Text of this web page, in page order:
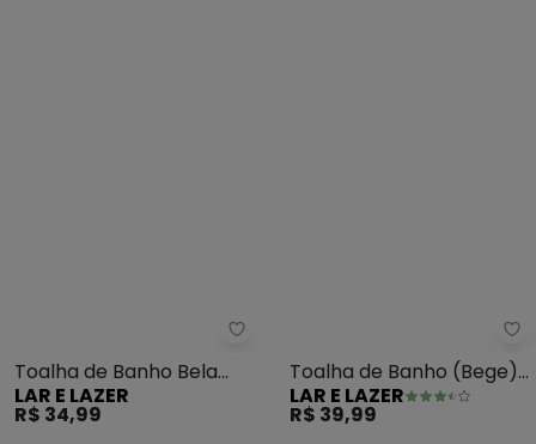
Lar e Lazer - Toalha de Banho
Toalha de Banho Bela
Royale (Coral)
LAR E LAZER
Toalha de Banho (Bege) 1
Peça
LAR E LAZER